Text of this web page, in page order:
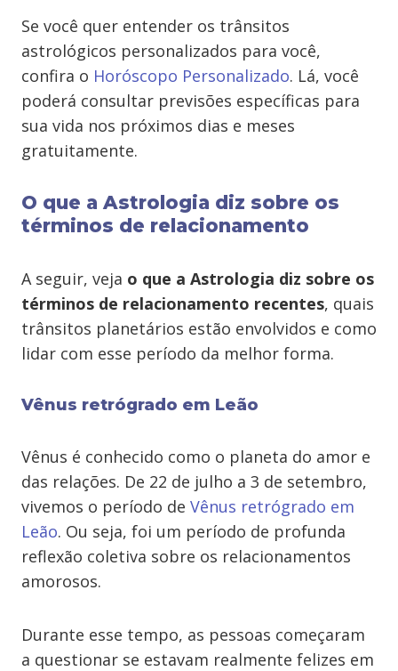
Se você quer entender os trânsitos
astrológicos personalizados para você,
confira o Horóscopo Personalizado. Lá, você
poderá consultar previsões específicas para
sua vida nos próximos dias e meses
gratuitamente.
O que a Astrologia diz sobre os
términos de relacionamento
A seguir, veja o que a Astrologia diz sobre os
términos de relacionamento recentes, quais
trânsitos planetários estão envolvidos e como
lidar com esse período da melhor forma.
Vênus retrógrado em Leão
Vênus é conhecido como o planeta do amor e
das relações. De 22 de julho a 3 de setembro,
vivemos o período de Vênus retrógrado em
Leão. Ou seja, foi um período de profunda
reflexão coletiva sobre os relacionamentos
amorosos.
Durante esse tempo, as pessoas começaram
a questionar se estavam realmente felizes em